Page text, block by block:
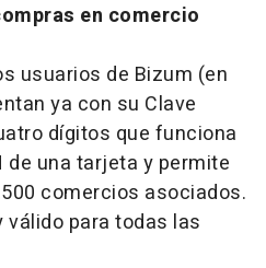
en comercio
usuarios de Bizum (en
ya con su Clave
dígitos que funciona
una tarjeta y permite
comercios asociados.
válido para todas las